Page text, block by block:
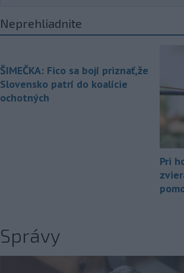
Neprehliadnite
ŠIMEČKA: Fico sa bojí priznať,že
Slovensko patrí do koalície
ochotných
Pri
Správy